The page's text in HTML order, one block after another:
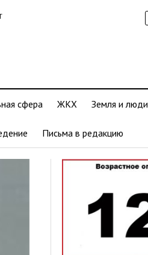
сфера ЖКХ Земля и люди
Письма в редакцию